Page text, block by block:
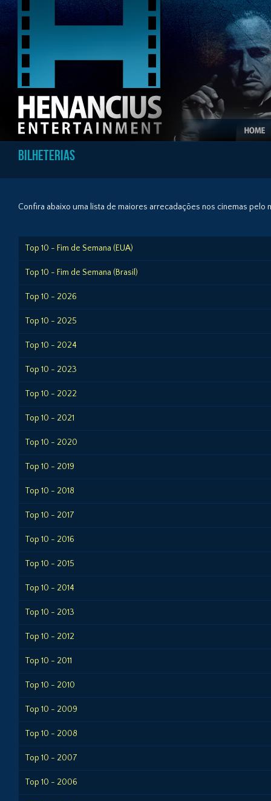
Bilheterias
Confira abaixo uma lista de maiores arrecadações nos cinemas pelo
Top 10 - Fim de Semana (EUA)
Top 10 - Fim de Semana (Brasil)
Top 10 - 2026
Top 10 - 2025
Top 10 - 2024
Top 10 - 2023
Top 10 - 2022
Top 10 - 2021
Top 10 - 2020
Top 10 - 2019
Top 10 - 2018
Top 10 - 2017
Top 10 - 2016
Top 10 - 2015
Top 10 - 2014
Top 10 - 2013
Top 10 - 2012
Top 10 - 2011
Top 10 - 2010
Top 10 - 2009
Top 10 - 2008
Top 10 - 2007
Top 10 - 2006